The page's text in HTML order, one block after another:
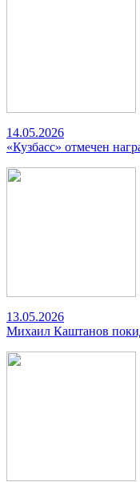
14.05.2026
«Кузбасс» отмечен
13.05.2026
Михаил Каштанов